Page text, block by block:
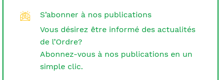
S’abonner à nos publications
Vous désirez être informé des actualités
de l’Ordre?
Abonnez-vous à nos publications en un
simple clic.